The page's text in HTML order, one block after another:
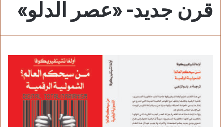
قرن جديد- «عصر الدلو»